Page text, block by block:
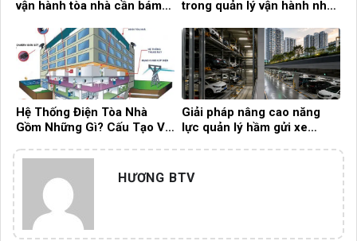
vận hành tòa nhà cần bám
trong quản lý vận hành nhà
Hệ Thống Điện Tòa Nhà
Gồm Những Gì? Cấu Tạo Và
Vận Hành
Giải pháp nâng cao năng
lực quản lý hầm gửi xe
HƯƠNG BTV